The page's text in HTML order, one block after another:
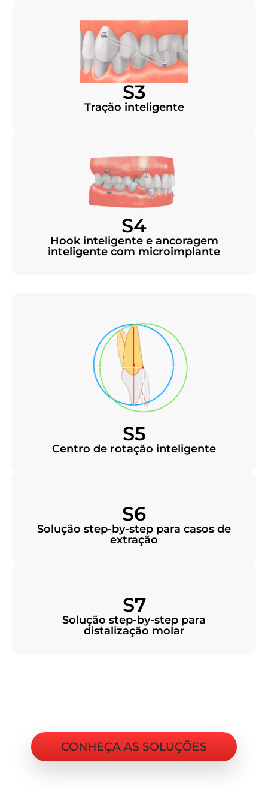
S3
Tração inteligente
S4
Hook inteligente e ancoragem
inteligente com microimplante
S5
Centro de rotação inteligente
S6
Solução step-by-step para casos de
extração
S7
Solução step-by-step para
distalização molar
CONHEÇA AS SOLUÇÕES